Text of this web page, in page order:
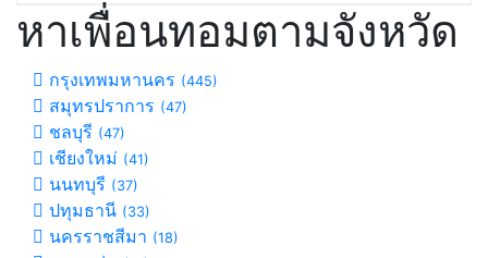
หาเพื่อนทอมตามจังหวัด
กรุงเทพมหานคร (445)
สมุทรปราการ (47)
ชลบุรี (47)
เชียงใหม่ (41)
นนทบุรี (37)
ปทุมธานี (33)
นครราชสีมา (18)